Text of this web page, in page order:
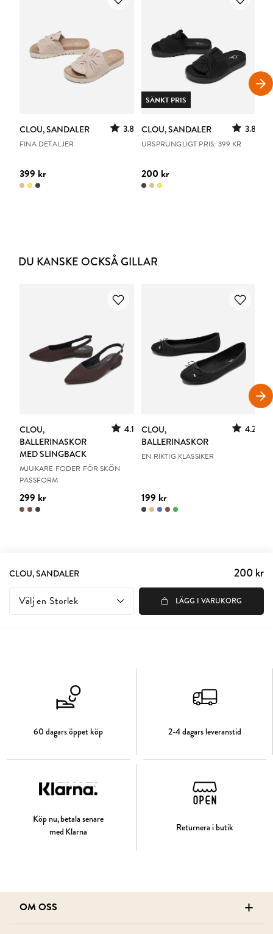
CLOU, SANDALER 3.8
FINA DETALJER
399 kr
CLOU, SANDALER 3.8
URSPRUNGLIGT PRIS: 399 KR
200 kr
SÄNKT PRIS
DU KANSKE OCKSÅ GILLAR
CLOU,
BALLERINASKOR
MED SLINGBACK
4.1
MJUKARE FODER FÖR SKÖN
PASSFORM
299 kr
CLOU,
BALLERINASKOR
4.2
EN RIKTIG KLASSIKER
199 kr
CLOU, SANDALER Pris:
200 kr
200 kr
Välj en Storlek LÄGG I VARUKORG
60 dagars öppet köp 2-4 dagars leveranstid
Köp nu, betala senare
med Klarna
Returnera i butik
OM OSS +